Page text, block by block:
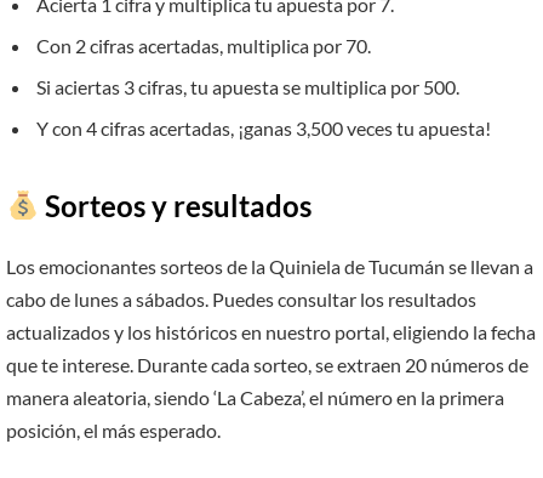
Con 2 cifras acertadas, multiplica por 70.
Si aciertas 3 cifras, tu apuesta se multiplica por 500.
Y con 4 cifras acertadas, ¡ganas 3,500 veces tu apuesta!
Sorteos y resultados
Los emocionantes sorteos de la Quiniela de Tucumán se llevan a
cabo de lunes a sábados. Puedes consultar los resultados
actualizados y los históricos en nuestro portal, eligiendo la fecha
que te interese. Durante cada sorteo, se extraen 20 números de
manera aleatoria, siendo ‘La Cabeza’, el número en la primera
posición, el más esperado.